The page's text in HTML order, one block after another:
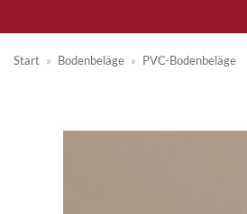
Start » Bodenbeläge » PVC-Bodenbeläge